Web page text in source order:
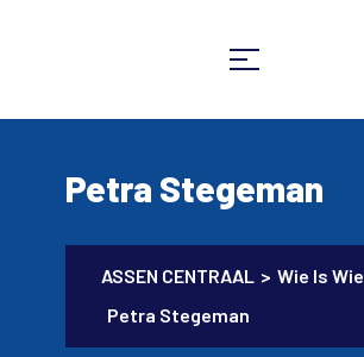
Petra Stegeman
ASSEN CENTRAAL > Wie Is Wie
Petra Stegeman